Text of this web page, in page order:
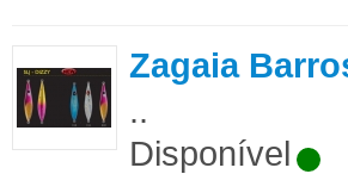
Zagaia
..
Disponível